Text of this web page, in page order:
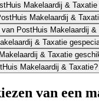
Makelaardij & Taxatie
Makelaardij &
PostHuis Makelaardij &
& Taxatie
& Taxatie
Makelaardij & Taxatie?
van een